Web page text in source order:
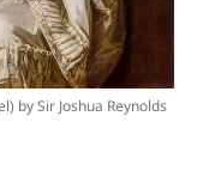
by Sir Joshua Reynolds